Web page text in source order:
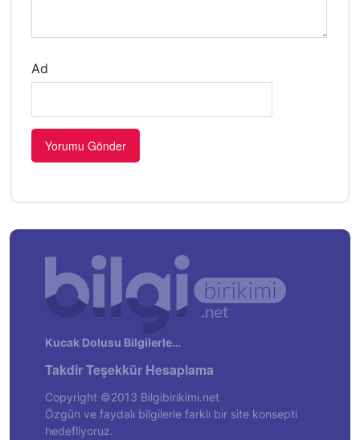
Ad
Kucak Dolusu Bilgilerle…
Takdir Teşekkür Hesaplama
Copyright ©2013 Bilgibirikimi.net
Özgün ve faydalı bilgilerle farklı bir site konsepti
hedefliyoruz.